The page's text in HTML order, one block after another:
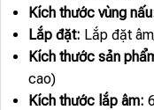
Kích thước vùng
Lắp đặt: Lắp đặt
Kích thước sản
cao)
Kích thước lắp âm: